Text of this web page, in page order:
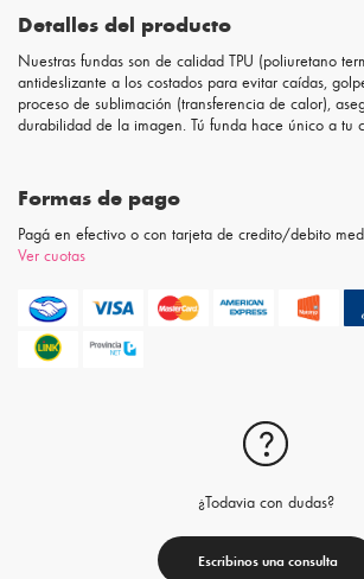
Detalles del producto
Nuestras fundas son de calidad TPU (poliuretano
antideslizante a los costados para evitar caídas,
proceso de sublimación (transferencia de calor),
durabilidad de la imagen. Tú funda hace único a tu
Formas de pago
Pagá en efectivo o con tarjeta de credito/debito
Ver cuotas
¿Todavia con dudas?
Escribinos una consulta